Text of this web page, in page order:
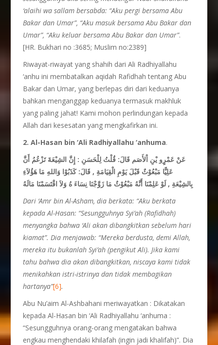
‘alaihi wa sallam bersabda: “Aku pergi bersama Abu
Bakar dan Umar”, “Aku masuk bersama Abu Bakar dan
Umar”, “Aku keluar bersama Abu Bakar dan Umar”.
[HR. Bukhari no :3685; Muslim no:2389]
Riwayat-riwayat yang shahih dari Ali Radhiyallahu
‘anhu ini membatalkan aqidah Rafidhah tentang Abu
Bakar dan Umar, yang berlepas diri dari keduanya
bahkan menganggap keduanya termasuk makhluk
yang paling jahat! Kami mohon perlindungan kepada
Allah dari kesesatan yang mengkafirkan ini.
2. Al-Hasan bin ‘Ali Radhiyallahu ‘anhuma.
عَنْ عَمْرٍو يْنِ اْلأَصَم قَالَ: قُلْتُ لِلْحَسَنِ : إِنَّ الشِيْعَةَ تَزْعُمُ أَنَّ
عَلِيًّا مَبْعُوْثٌ قَبْلَ يَوْمِ الْقِيَامَةِ , قَالَ: كَذَبُوْا وَاللهِ مَا هَؤُلاَءِ
بِالشِيْعَةِ , لَوْ عَلِمْنَا أَنَّهُ مَبْعُوْثٌ مَا زَوَّجْنَا نِسَاءَ هُ وَلاَ اقْتَسَمْنَا مَالَهُ
Dari ‘Amr bin Al-Asham, dia berkata: “Aku berkata
kepada Al-Hasan: “Sesungguhnya Syi’ah (Rafidhah)
menyangka bahwa ‘Ali akan dibangkitkan sebelum hari
kiamat”. Dia menjawab: “Mereka berdusta, demi Allah,
mereka itu bukanlah Syi’ah (pengikut Ali). Jika kami
tahu bahwa dia akan dibangkitkan, niscaya kami tidak
menikahkan istri-istrinya dan tidak membagikan
hartanya”[6].
Abu Nu’aim Al-Ashbahani meriwayatkan : Dikatakan
kepada Al-Hasan bin ‘Ali Radhiyallahu ‘anhuma :
“Sesungguhnya orang-orang mengatakan bahwa
engkau menghendaki khilafah (ingin jadi khalifah)”. Dia